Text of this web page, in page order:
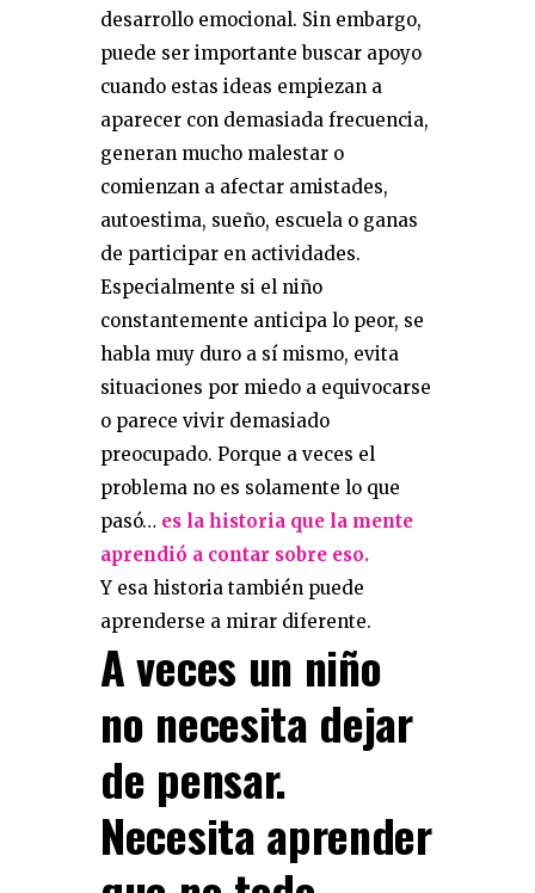
desarrollo emocional. Sin embargo,
puede ser importante buscar apoyo
cuando estas ideas empiezan a
aparecer con demasiada frecuencia,
generan mucho malestar o
comienzan a afectar amistades,
autoestima, sueño, escuela o ganas
de participar en actividades.
Especialmente si el niño
constantemente anticipa lo peor, se
habla muy duro a sí mismo, evita
situaciones por miedo a equivocarse
o parece vivir demasiado
preocupado. Porque a veces el
problema no es solamente lo que
pasó… es la historia que la mente
aprendió a contar sobre eso.
Y esa historia también puede
aprenderse a mirar diferente.
A veces un niño
no necesita dejar
de pensar.
Necesita aprender